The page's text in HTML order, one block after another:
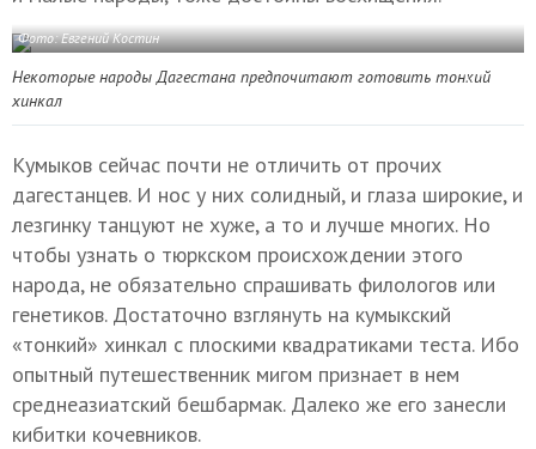
Фото: Евгений Костин
Некоторые народы Дагестана предпочитают готовить тонкий
хинкал
Кумыков сейчас почти не отличить от прочих
дагестанцев. И нос у них солидный, и глаза широкие, и
лезгинку танцуют не хуже, а то и лучше многих. Но
чтобы узнать о тюркском происхождении этого
народа, не обязательно спрашивать филологов или
генетиков. Достаточно взглянуть на кумыкский
«тонкий» хинкал с плоскими квадратиками теста. Ибо
опытный путешественник мигом признает в нем
среднеазиатский бешбармак. Далеко же его занесли
кибитки кочевников.